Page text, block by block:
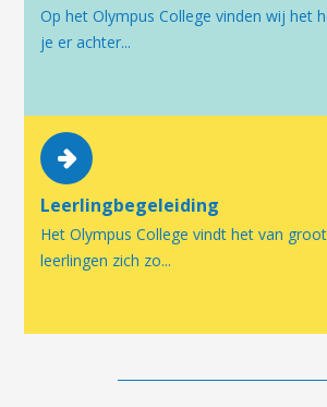
Op het Olympus College vinden wij het
je er achter...
Leerlingbegeleiding
Het Olympus College vindt het van
leerlingen zich zo...